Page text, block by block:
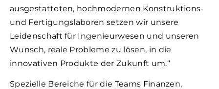
ausgestatteten, hochmodernen Konstruktions-
und Fertigungslaboren setzen wir unsere
Leidenschaft für Ingenieurwesen und unseren
Wunsch, reale Probleme zu lösen, in die
innovativen Produkte der Zukunft um.“
Spezielle Bereiche für die Teams Finanzen,